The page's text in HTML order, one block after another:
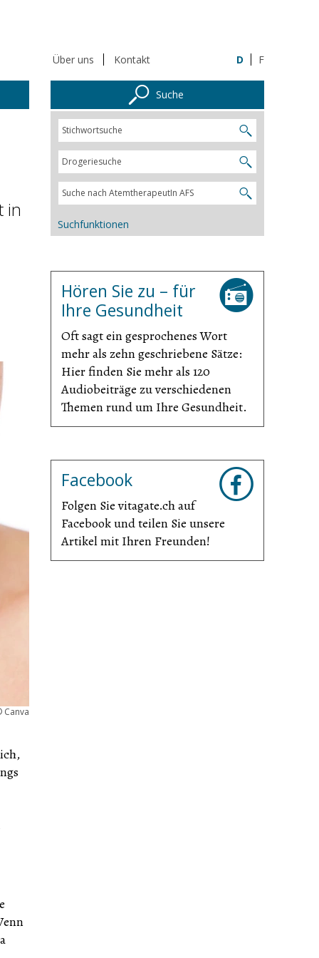
Über uns Kontakt D F
in
Canva
Suche
Suchfunktionen
Hören Sie zu – für
Ihre Gesundheit
Oft sagt ein gesprochenes Wort
mehr als zehn geschriebene Sätze:
Hier finden Sie mehr als 120
Audiobeiträge zu verschiedenen
Themen rund um Ihre Gesundheit.
Facebook
Folgen Sie vitagate.ch auf
Facebook und teilen Sie unsere
Artikel mit Ihren Freunden!